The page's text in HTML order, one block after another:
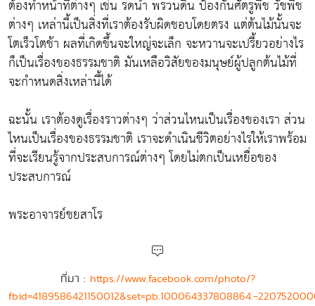
ต้องทำหน้าที่ต่างๆ เช่น รดน้ำ พรวนดิน ป้องกันศัตรูพืช วัชพืช
ต่างๆ เหล่านี้เป็นสิ่งที่เราต้องรับผิดชอบโดยตรง แต่ต้นไม้นั้นจะ
โตเร็วโตช้า ผลที่เกิดขึ้นจะใหญ่จะเล็ก จะหวานจะเปรี้ยวอย่างไร
ก็เป็นเรื่องของธรรมชาติ มันเหลือวิสัยของมนุษย์ผู้ปลูกต้นไม้ที่
จะกำหนดสิ่งเหล่านี้ได้
ฉะนั้น เราต้องดูเรื่องราวต่างๆ ว่าส่วนไหนเป็นเรื่องของเรา ส่วน
ไหนเป็นเรื่องของธรรมชาติ เราจะดำเนินชีวิตอย่างไรให้เราพร้อม
ที่จะเรียนรู้จากประสบการณ์ต่างๆ โดยไม่ตกเป็นเหยื่อของ
ประสบการณ์
พระอาจารย์ชยสาโร
ที่มา : https://www.facebook.com/photo/?
fbid=4189586421150012&set=pb.100064337808864.-